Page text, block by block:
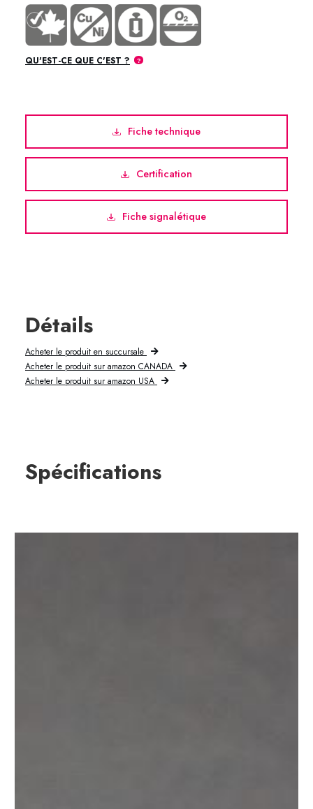
QU'EST-CE QUE C'EST ?
Fiche technique
Certification
Fiche signalétique
Détails
Acheter le produit en succursale
Acheter le produit sur amazon CANADA
Acheter le produit sur amazon USA
Spécifications